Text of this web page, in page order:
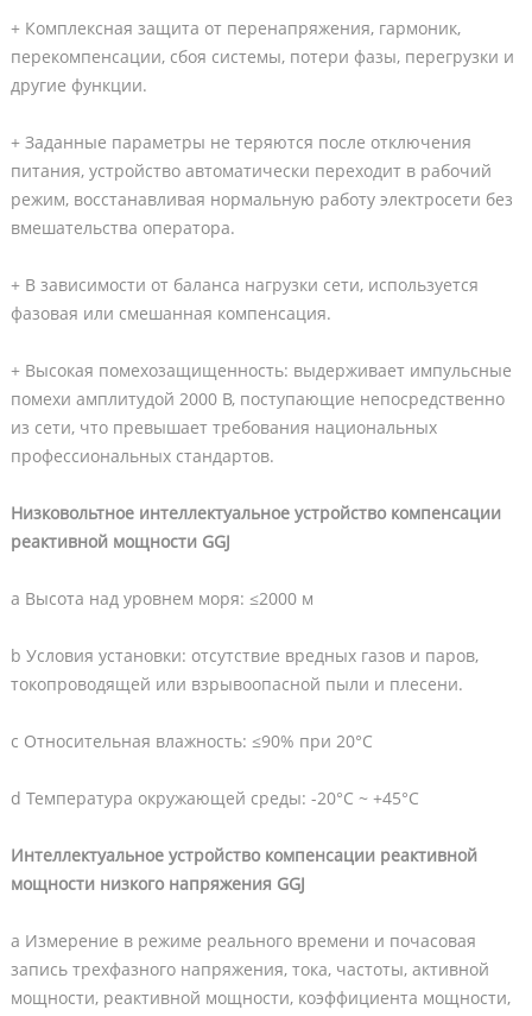
+ Комплексная защита от перенапряжения, гармоник,
перекомпенсации, сбоя системы, потери фазы, перегрузки и
другие функции.
+ Заданные параметры не теряются после отключения
питания, устройство автоматически переходит в рабочий
режим, восстанавливая нормальную работу электросети без
вмешательства оператора.
+ В зависимости от баланса нагрузки сети, используется
фазовая или смешанная компенсация.
+ Высокая помехозащищенность: выдерживает импульсные
помехи амплитудой 2000 В, поступающие непосредственно
из сети, что превышает требования национальных
профессиональных стандартов.
Низковольтное интеллектуальное устройство компенсации
реактивной мощности GGJ
a Высота над уровнем моря: ≤2000 м
b Условия установки: отсутствие вредных газов и паров,
токопроводящей или взрывоопасной пыли и плесени.
c Относительная влажность: ≤90% при 20°C
d Температура окружающей среды: -20°C ~ +45°C
Интеллектуальное устройство компенсации реактивной
мощности низкого напряжения GGJ
a Измерение в режиме реального времени и почасовая
запись трехфазного напряжения, тока, частоты, активной
мощности, реактивной мощности, коэффициента мощности,